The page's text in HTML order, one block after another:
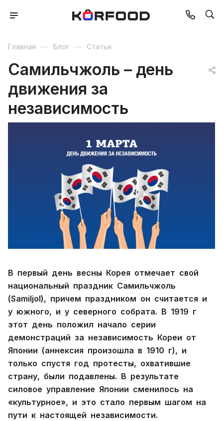
Главная — Блог — Статьи
Самильчжоль – день
движения за
независимость
В первый день весны Корея отмечает свой
национальный праздник Самильчжоль
(Samiljol), причем праздником он считается и
у южного, и у северного собрата. В 1919 г
этот день положил начало серии
демонстраций за независимость Кореи от
Японии (аннексия произошла в 1910 г), и
только спустя год протесты, охватившие
страну, были подавлены. В результате
силовое управление Японии сменилось на
«культурное», и это стало первым шагом на
пути к настоящей независимости.